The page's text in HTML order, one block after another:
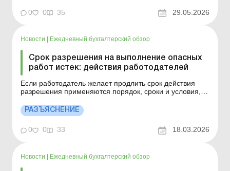
цифровизацию и унификацию разрешительных
процедур для предприятий. Больше по теме:
природную среду: когда оно необходи...
0 0 35 29.05.2026
Новости Ежедневный бухгалтерский обзор
Срок разрешения на выполнение опасных
работ истек: действия работодателей
Если работодатель желает продлить срок действия
разрешения применяются порядок, сроки и условия,
1107. Больше по теме: Проходить ли медосмотр
совместителю, выполняющему работы с повышенной
опасностью? Как действовать, если истек срок
действия разрешен...
РАЗЪЯСНЕНИЕ
0 0 33 18.03.2026
Новости | Ежедневный бухгалтерский обзор